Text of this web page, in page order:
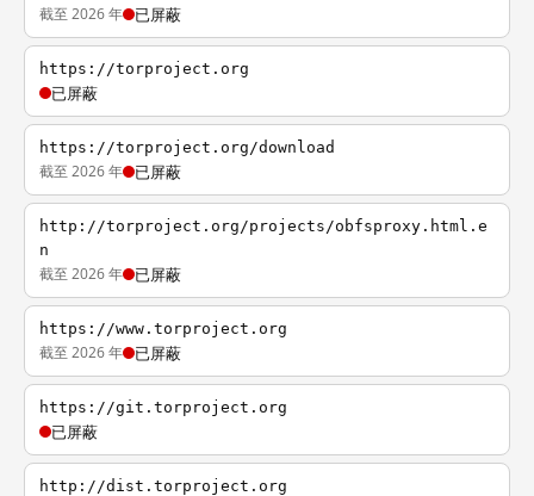
截至 2026 年 已屏蔽
https://torproject.org
已屏蔽
https://torproject.org/download
截至 2026 年 已屏蔽
http://torproject.org/projects/obfsproxy.html.e
n
截至 2026 年 已屏蔽
https://www.torproject.org
截至 2026 年 已屏蔽
https://git.torproject.org
已屏蔽
http://dist.torproject.org